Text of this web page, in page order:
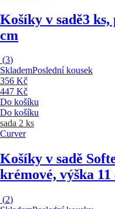
Košíky v sadě3 ks,
cm
(3)
SklademPoslední kousek
356 Kč
447 Kč
Do košíku
Do košíku
sada 2 ks
Curver
Košíky v sadě
krémové, výška 11
(2)